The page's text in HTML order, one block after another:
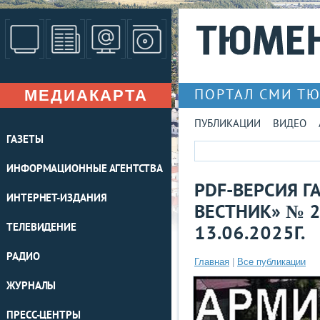
МЕДИАКАРТА
ГАЗЕТЫ
ИНФОРМАЦИОННЫЕ АГЕНТСТВА
ИНТЕРНЕТ-ИЗДАНИЯ
ТЕЛЕВИДЕНИЕ
РАДИО
ЖУРНАЛЫ
ПРЕСС-ЦЕНТРЫ
ПОРТАЛ СМИ
ПУБЛИКАЦИИ ВИДЕО
PDF-ВЕРСИЯ
ВЕСТНИК» №
13.06.2025Г.
Главная Все публикации